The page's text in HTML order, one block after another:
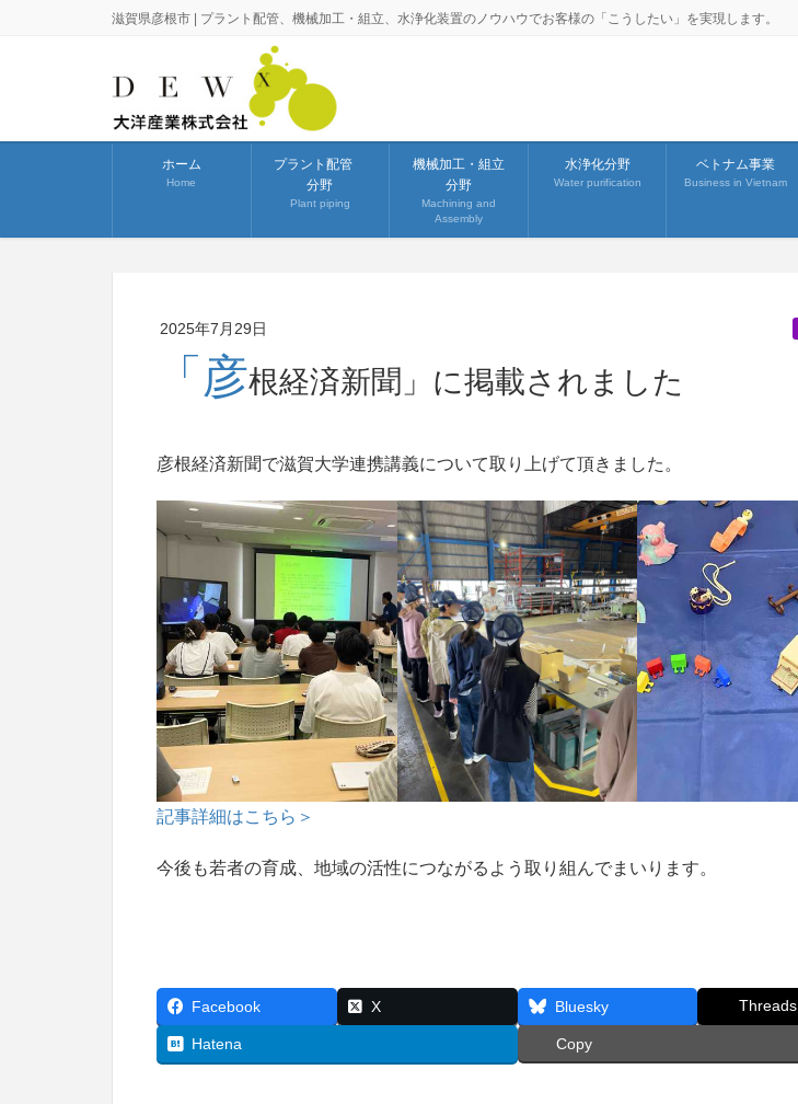
滋賀県彦根市 | プラント配管、機械加工・組立、水浄化装置のノウハウでお客様の「こうしたい」を実現します。
ホーム
Home
プラント配管
分野
Plant piping
機械加工・組立
分野
Machining and
Assembly
水浄化分野
Water purification
ベトナム事業
Business in Vietnam
2025年7月29日
「彦根経済新聞」に掲載されました
彦根経済新聞で滋賀大学連携講義について取り上げて頂きました。
記事詳細はこちら＞
今後も若者の育成、地域の活性につながるよう取り組んでまいります。
Facebook X Bluesky Threads
Hatena Copy